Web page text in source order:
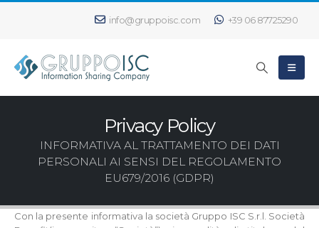
info@gruppoisc.com +39 06 87725290
Privacy Policy
INFORMATIVA AL TRATTAMENTO DEI DATI
PERSONALI AI SENSI DEL REGOLAMENTO
EU679/2016 (GDPR)
Con la presente informativa la società Gruppo ISC S.r.l. Società